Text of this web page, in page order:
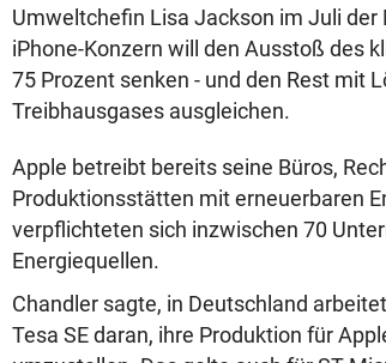
Umweltchefin Lisa Jackson im Juli der
iPhone-Konzern will den Ausstoß des
75 Prozent senken - und den Rest mit
Treibhausgases ausgleichen.
Apple betreibt bereits seine Büros,
Produktionsstätten mit erneuerbaren
verpflichteten sich inzwischen 70
Energiequellen.
Chandler sagte, in Deutschland
Tesa SE daran, ihre Produktion für